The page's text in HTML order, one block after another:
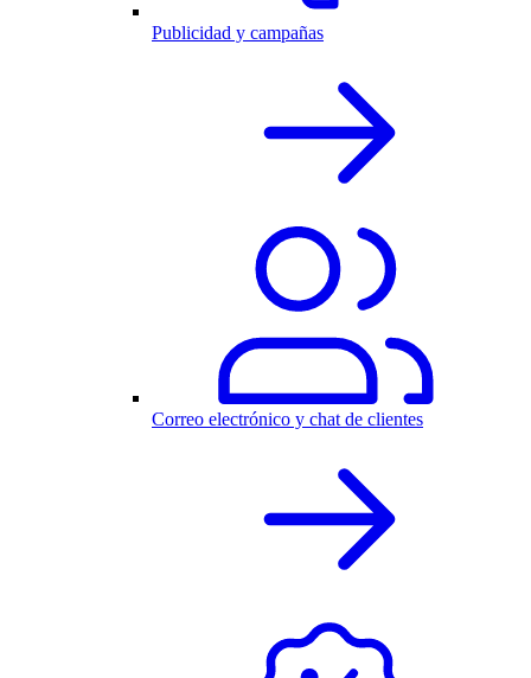
Publicidad y campañas
Correo electrónico y chat de clientes